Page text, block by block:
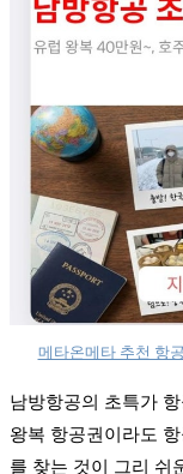
메타온메타 추천 항
남방항공의 초특가
왕복 항공권이라도
를 찾는 것이 그리 쉬